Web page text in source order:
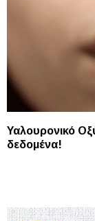
Υαλουρονικό
δεδομένα!